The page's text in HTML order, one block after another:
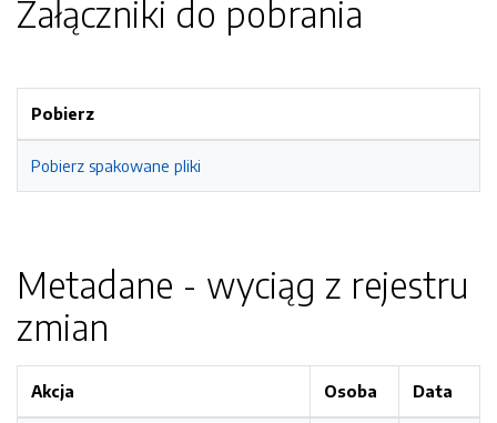
Załączniki do pobrania
Pobierz
Pobierz spakowane pliki
Metadane - wyciąg z rejestru
zmian
Akcja Osoba Data